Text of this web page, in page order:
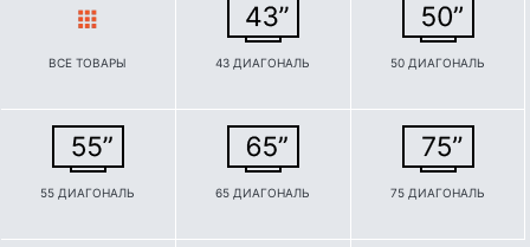
ВСЕ ТОВАРЫ 43 ДИАГОНАЛЬ 50 ДИАГОНАЛЬ
55 ДИАГОНАЛЬ 65 ДИАГОНАЛЬ 75 ДИАГОНАЛЬ